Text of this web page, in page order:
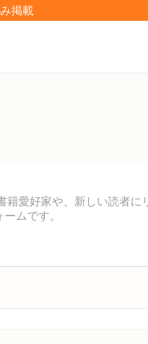
掲載
愛好家や、新しい読者に
ムです。